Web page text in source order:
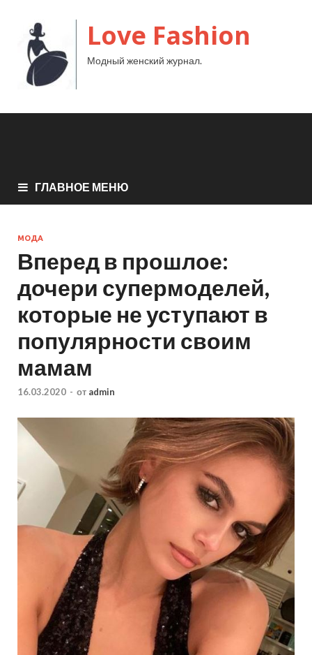
Love Fashion
Модный женский журнал.
ГЛАВНОЕ МЕНЮ
МОДА
Вперед в прошлое:
дочери супермоделей,
которые не уступают в
популярности своим
мамам
16.03.2020 - от admin